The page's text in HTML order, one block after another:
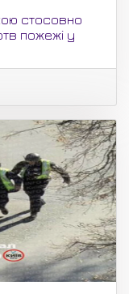
стосовно
пожежі у